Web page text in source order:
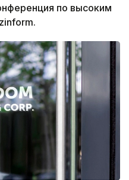
по высоким